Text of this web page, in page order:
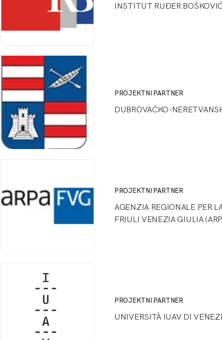
INSTITUT RUĐER
PROJEKTNI PARTNER
DUBROVAČKO-
PROJEKTNI PARTNER
AGENZIA REGIONALE PER
FRIULI VENEZIA GIULIA
PROJEKTNI PARTNER
UNIVERSITÀ IUAV DI